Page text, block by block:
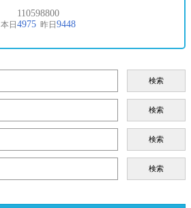
検索
検索
検索
検索